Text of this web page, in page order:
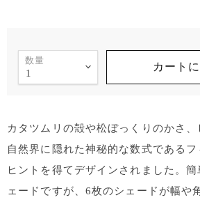
数量 カート
カタツムリの殻や松ぼっくりのかさ、
自然界に隠れた神秘的な数式である
ヒントを得てデザインされました。
ェードですが、6枚のシェードが幅や